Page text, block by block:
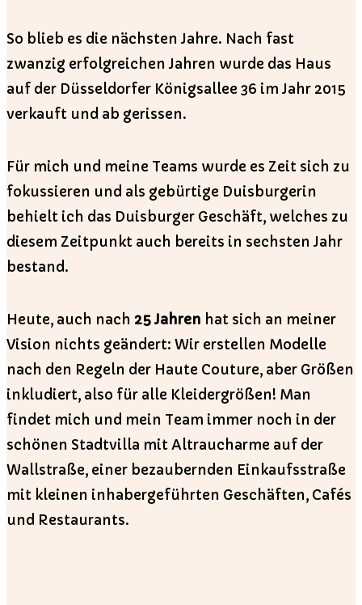
So blieb es die nächsten Jahre. Nach fast
zwanzig erfolgreichen Jahren wurde das Haus
auf der Düsseldorfer Königsallee 36 im Jahr 2015
verkauft und ab gerissen.
Für mich und meine Teams wurde es Zeit sich zu
fokussieren und als gebürtige Duisburgerin
behielt ich das Duisburger Geschäft, welches zu
diesem Zeitpunkt auch bereits in sechsten Jahr
bestand.
Heute, auch nach 25 Jahren hat sich an meiner
Vision nichts geändert: Wir erstellen Modelle
nach den Regeln der Haute Couture, aber Größen
inkludiert, also für alle Kleidergrößen! Man
findet mich und mein Team immer noch in der
schönen Stadtvilla mit Altraucharme auf der
Wallstraße, einer bezaubernden Einkaufsstraße
mit kleinen inhabergeführten Geschäften, Cafés
und Restaurants.